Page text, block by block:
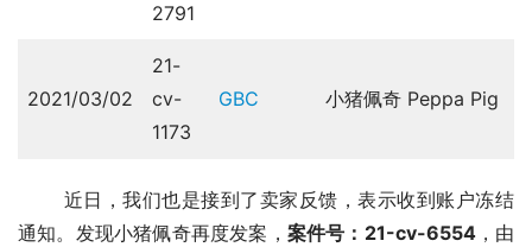
2791
2021/03/02
21-
cv-
1173
GBC 小猪佩奇 Peppa Pig
通知。发现小猪佩奇再度发案， 案件号：21-cv-6554，由